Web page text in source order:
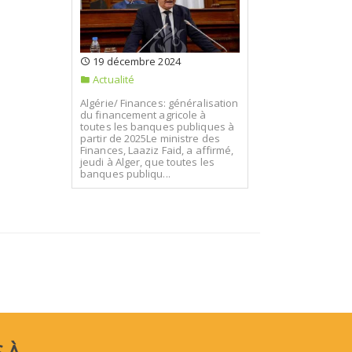
19 décembre 2024
Actualité
Algérie/ Finances: généralisation
du financement agricole à
toutes les banques publiques à
partir de 2025Le ministre des
Finances, Laaziz Faid, a affirmé,
jeudi à Alger, que toutes les
banques publiqu...